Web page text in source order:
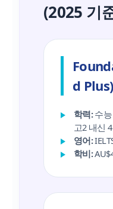
(2025 기
d Plus)
학력:수능
고2 내신
영어:
학비: